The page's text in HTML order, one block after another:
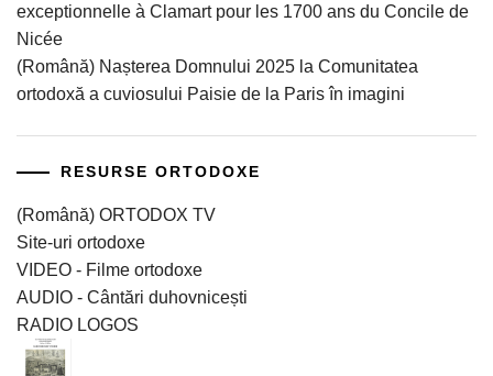
exceptionnelle à Clamart pour les 1700 ans du Concile de
Nicée
(Română) Nașterea Domnului 2025 la Comunitatea
ortodoxă a cuviosului Paisie de la Paris în imagini
RESURSE ORTODOXE
(Română) ORTODOX TV
Site-uri ortodoxe
VIDEO - Filme ortodoxe
AUDIO - Cântări duhovnicești
RADIO LOGOS